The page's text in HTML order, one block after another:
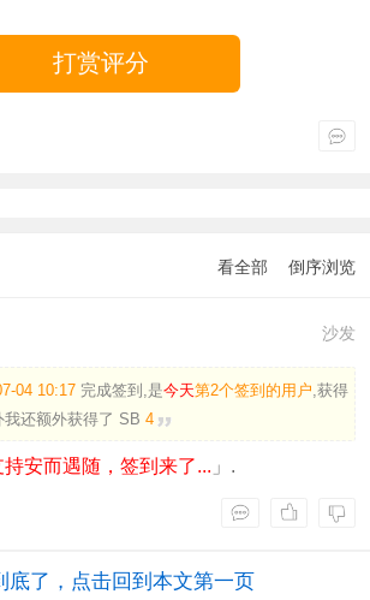
打赏评分
看全部 倒序浏览
沙发
04 10:17完成签到,是今天第2个签到的用户 ,获得
我还额外获得了 SB 4
持安而遇随，签到来了... 」.
底了，点击回到本文第一页